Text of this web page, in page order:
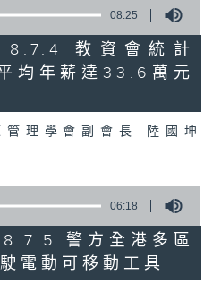
08:25
教資會統計
均年薪達33.6萬元
管理學會副會長 陸國坤
06:18
警方全港多區
電動可移動工具